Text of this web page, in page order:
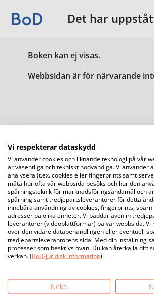
Det har
Boken kan ej visas.
Webbsidan är för närvarande
Vi respekterar dataskydd
Vi använder cookies och liknande teknologi på vår
är väsentliga och tekniskt nödvändiga. Vi använder
analysera (t.ex. cookies eller fingerprints samt
mäta hur ofta vår webbsida besöks och hur den
spårningsteknik för marknadsföringsändamål och
spårning samt tredjepartsleverantörer för detta
innebära användning av cookies, fingerprints,
adresser på olika enheter. Vi bäddar även in
leverantörer (videoplattformar) på vår webbsida. Vi
över den vidare databehandlingen eller eventuell
tredjepartsleverantörens sida. Med din inställning
processer som beskrivs ovan. Du kan återkalla ditt
verkan. (BoD-juridisk information)
Neka